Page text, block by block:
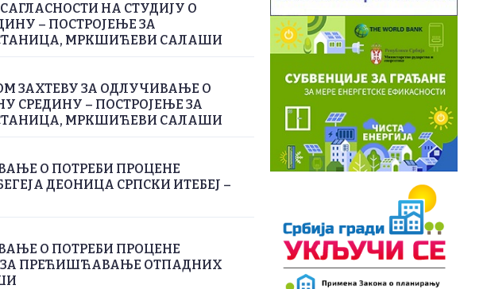
НА СТУДИЈУ О
– ПОСТРОЈЕЊЕ ЗА
МРКШИЋЕВИ САЛАШИ
ЗАХТЕВУ ЗА ОДЛУЧИВАЊЕ О
СРЕДИНУ – ПОСТРОЈЕЊЕ ЗА
МРКШИЋЕВИ САЛАШИ
О ПОТРЕБИ ПРОЦЕНЕ
ДЕОНИЦА СРПСКИ ИТЕБЕЈ –
О ПОТРЕБИ ПРОЦЕНЕ
ЗА ПРЕЋИШЋАВАЊЕ ОТПАДНИХ